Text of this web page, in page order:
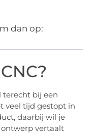
dan op:
terecht bij een
veel tijd gestopt in
daarbij wil je
vertaalt